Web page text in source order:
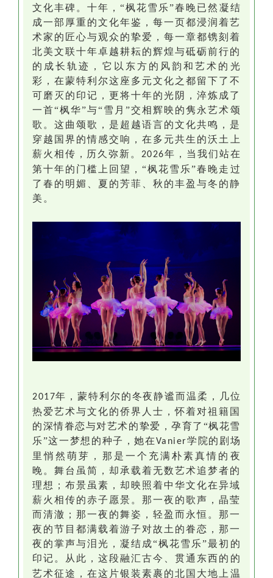
文化丰碑。十年，“枫花雪乐”春晚已然 凝结
成一部厚重的文化年鉴，每一页都浸润着艺
术家的匠心与观众的挚爱，每一章都镌刻着
北美文联十年卓越耕耘的辉煌与砥砺前行的
的成长轨迹，它以东方的风韵和艺术的光
彩，在蒙特利尔这座多元文化之都留下了不
可磨灭的印记，更将十年的光阴，淬炼成了
一首“枫华”与“雪月”交相辉映的隽永艺术颂
歌。这曲颂歌，是超越语言的文化共鸣，是
穿越国界的情感交响，在多元共生的沃土
上
薪火相传，历久弥新 。 2026年，当我们站在
第十年的门槛上回望，“枫花雪乐”春晚走过
了春的明媚、夏的芳菲、秋的丰盈与冬的静
美 。
2017年，蒙特利尔的冬夜静谧而温柔，几位
热爱艺术与文化的侨界人士，怀着对祖籍国
的深情眷恋与对艺术的挚爱，孕育了“枫花雪
乐”这一梦想的种子，她在Vanier学院的剧场
里悄然萌芽，那是一个充满朴素真情的夜
晚。舞台虽简，却承载着无数艺术追梦者的
理想；布景虽素，却映照着中华文化在异域
薪火相传的赤子愿景。那一夜的歌声，晶莹
而清澈；那一夜的舞姿，轻盈而永恒。那一
夜的节目都满载着游子对故土的眷恋，那一
夜的掌声与泪光，凝结成“枫花雪乐”最初的
印记。从此，这段融汇古今、贯通 东西的的
艺术征途，在这片银装素裹的北国大地上温